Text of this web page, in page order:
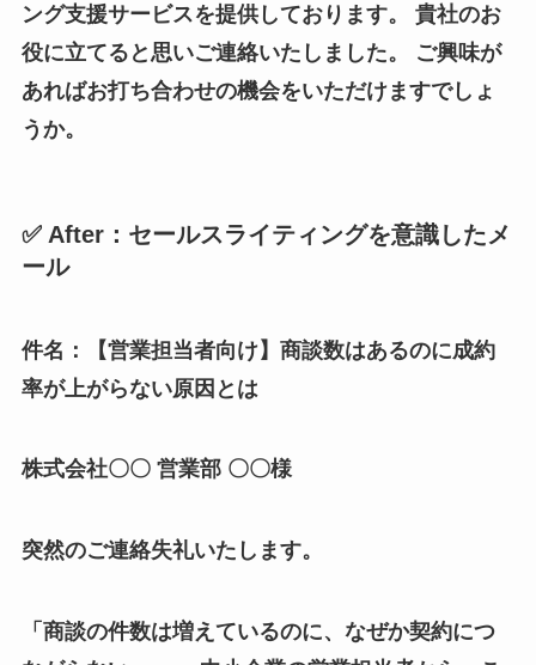
ング支援サービスを提供しております。 貴社のお
役に立てると思いご連絡いたしました。 ご興味が
あればお打ち合わせの機会をいただけますでしょ
うか。
✅ After：セールスライティングを意識したメ
ール
件名：【営業担当者向け】商談数はあるのに成約
率が上がらない原因とは
株式会社〇〇 営業部 〇〇様
突然のご連絡失礼いたします。
「商談の件数は増えているのに、なぜか契約につ